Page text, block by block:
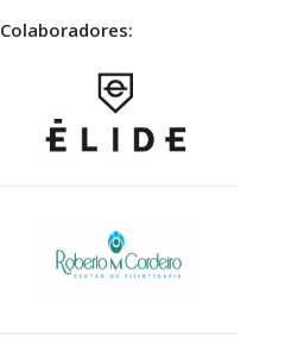
Colaboradores: